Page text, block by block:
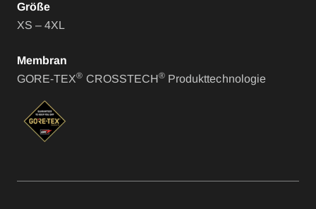
Größe
XS – 4XL
Membran
GORE-TEX® CROSSTECH® Produkttechnologie